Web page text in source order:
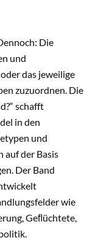
Die
und
das jeweilige
zuzuordnen. Die
schafft
in den
und
auf der Basis
Der Band
wie
Geﬂüchtete,